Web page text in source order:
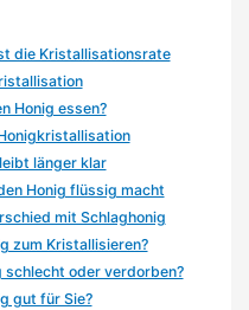
die Kristallisationsrate
Honig essen?
länger klar
Honig flüssig macht
mit Schlaghonig
zum Kristallisieren?
oder verdorben?
gut für Sie?